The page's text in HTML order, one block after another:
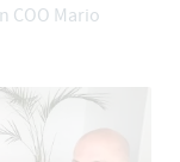
COO Mario